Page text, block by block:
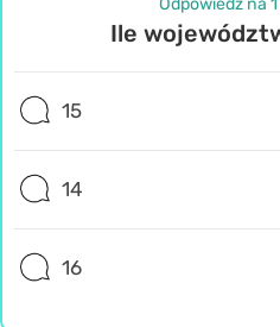
Odpowiedz na
Ile
15
14
16